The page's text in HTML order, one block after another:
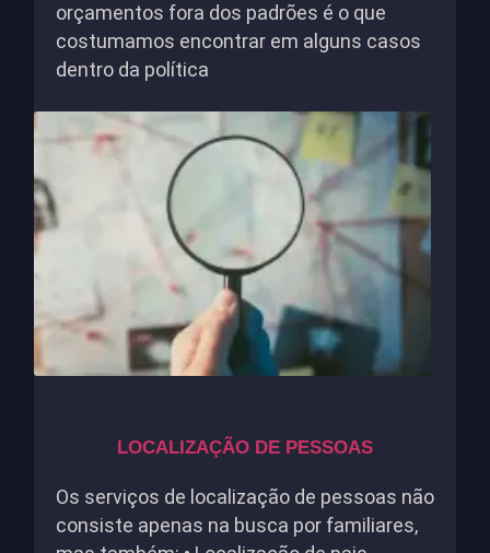
orçamentos fora dos padrões é o que
costumamos encontrar em alguns casos
dentro da política
LOCALIZAÇÃO DE PESSOAS
Os serviços de localização de pessoas não
consiste apenas na busca por familiares,